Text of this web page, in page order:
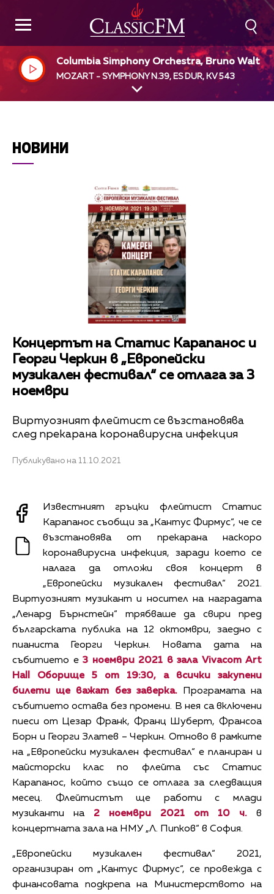
Columbia Simphony Orchestra, Bruno Walter,
ir
MOZART - SYMPHONY N.39, ES DUR, KV 543
НОВИНИ
Концертът на Статис Карапанос и
Георги Черкин в „Европейски
музикален фестивал“ се отлага за 3
ноември
Виртуозният флейтист се възстановява
след прекарана коронавирусна инфекция
Публикувано на 11.10.2021
Известният гръцки флейтист Статис
Карапанос съобщи за „Кантус Фирмус“, че се
възстановява от прекарана наскоро
коронавирусна инфекция, заради което се
налага да отложи своя концерт в
„Европейски музикален фестивал“ 2021.
Виртуозният музикант и носител на наградата
„Ленард Бърнстeйн“ трябваше да свири пред
българската публика на 12 октомври, заедно с
пианиста Георги Черкин. Новата дата на
събитието е 3 ноември 2021 в зала Vivacom Art
Hall
Оборище 5 от 19:30,
а всички закупени
билети ще важат без заверка.Програмата на
събитието остава без промени. В нея са включени
пиеси от Цезар Франк, Франц Шуберт, Франсоа
Борн и Георги Златев – Черкин. Отново в рамките
на „Европейски музикален фестивал“ е планиран и
майсторски клас по флейта със Статис
Карапанос, който също се отлага за следващия
месец. Флейтистът ще работи с млади
музиканти на 2 ноември 2021 от 10 ч. в
концертната зала на НМУ „Л. Пипков“ в София.
„Европейски музикален фестивал“ 2021,
организиран от „Кантус Фирмус“, се провежда с
финансовата подкрепа на Министерството на